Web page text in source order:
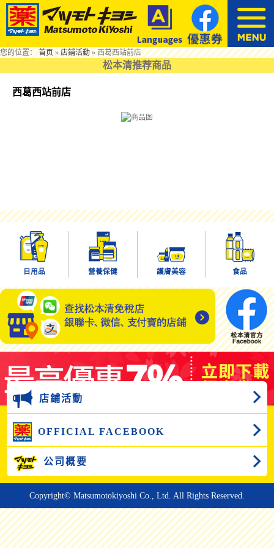
您的位置：首页»店鋪活動»西葛西站前店
松本清推荐商品
西葛西站前店
日用品 營養保健 護膚美容 食品
店鋪活動
OFFICIAL FACEBOOK
公司概要
Copyright© Matsumotokiyoshi Co., Ltd. All Rights Reserved.